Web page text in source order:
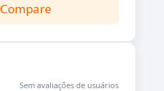
Compare
Sem avaliações de usuários